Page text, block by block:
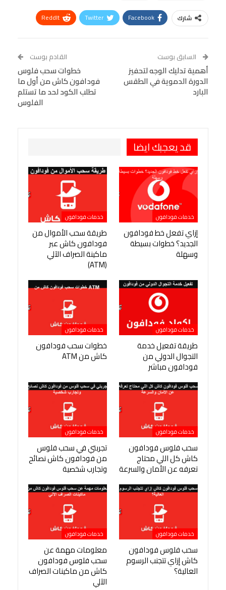
شارك Facebook
Twitter
ReddIt
Tumblr
البريد الإلكتروني
VK
Digg
LINE
BlackBerry
Viber
السابق بوست
أهمية تدليك الوجه لتحفيز
الدورة الدموية في الطقس
البارد
القادم بوست
خطوات سحب فلوس
فودافون كاش من أول ما
تطلب الكود لحد ما تستلم
الفلوس
قد يعجبك ايضا
خدمات فودافون
إزاي تفعل خط فودافون
الجديد؟ خطوات بسيطة
وسهلة
خدمات فودافون
طريقة سحب الأموال من
فودافون كاش عبر
ماكينة الصراف الآلي
(ATM)
خدمات فودافون
طريقة تفعيل خدمة
التجوال الدولي من
فودافون مباشر
خدمات فودافون
خطوات سحب فودافون
كاش من ATM
خدمات فودافون
سحب فلوس فودافون
كاش كل اللي محتاج
تعرفه عن الأمان والسرعة
خدمات فودافون
تجربتي في سحب فلوس
من فودافون كاش نصائح
وتجارب شخصية
خدمات فودافون
سحب فلوس فودافون
كاش إزاي تتجنب الرسوم
العالية؟
خدمات فودافون
معلومات مهمة عن
سحب فلوس فودافون
كاش من ماكينات الصراف
الآلي